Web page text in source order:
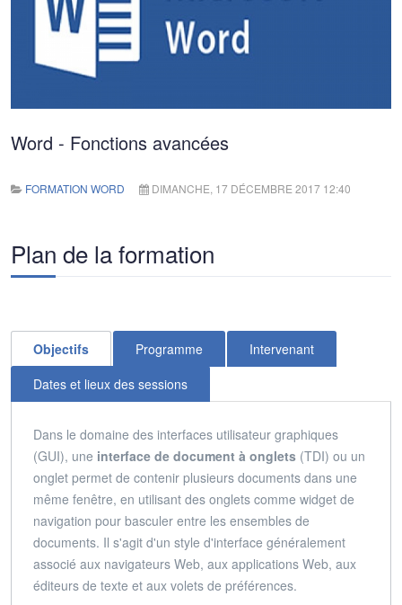
Word - Fonctions avancées
FORMATION WORD DIMANCHE, 17 DÉCEMBRE 2017 12:40
Plan de la formation
Objectifs Programme
Intervenant
Dates et lieux des sessions
Dans le domaine des interfaces utilisateur graphiques
(GUI), une interface de document à onglets (TDI) ou un
onglet permet de contenir plusieurs documents dans une
même fenêtre, en utilisant des onglets comme widget de
navigation pour basculer entre les ensembles de
documents. Il s'agit d'un style d'interface généralement
associé aux navigateurs Web, aux applications Web, aux
éditeurs de texte et aux volets de préférences.